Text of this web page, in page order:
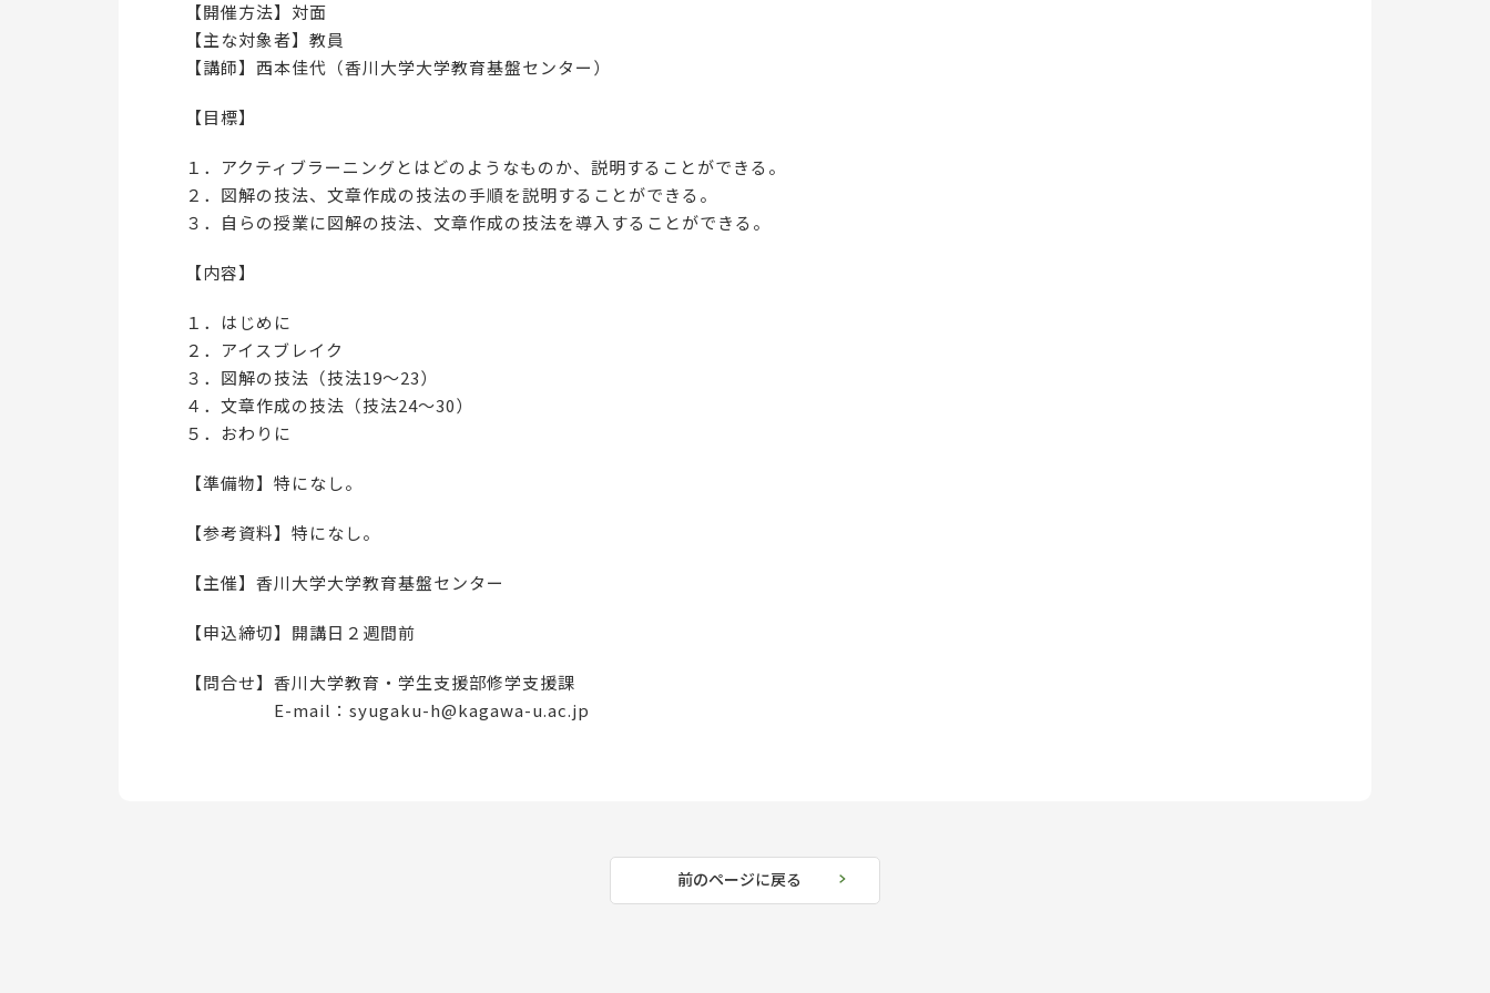
【開催方法】対面
【主な対象者】教員
【講師】西本佳代（香川大学大学教育基盤センター）
【目標】
１．アクティブラーニングとはどのようなものか、説明することができる。
２．図解の技法、文章作成の技法の手順を説明することができる。
３．自らの授業に図解の技法、文章作成の技法を導入することができる。
【内容】
１．はじめに
２．アイスブレイク
３．図解の技法（技法19～23）
４．文章作成の技法（技法24～30）
５．おわりに
【準備物】特になし。
【参考資料】特になし。
【主催】香川大学大学教育基盤センター
【申込締切】開講日２週間前
【問合せ】香川大学教育・学生支援部修学支援課
E-mail：syugaku-h@kagawa-u.ac.jp
前のページに戻る